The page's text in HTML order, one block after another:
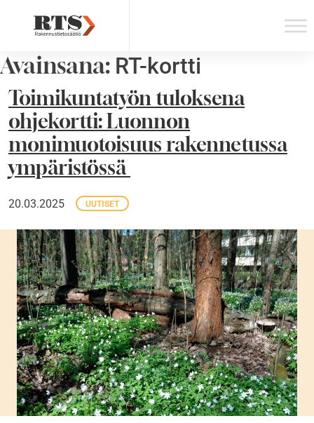
Avainsana: RT-kortti
Toimikuntatyön tuloksena
ohjekortti: Luonnon
monimuotoisuus rakennetussa
ympäristössä
20.03.2025 UUTISET